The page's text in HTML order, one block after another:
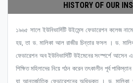
HISTORY OF OUR
১৯৬৫ সালে ইউনিভার্সিটি উইমেন্স ফেডারেশন কলেজ
হয়, তা ড. মালিকা আল রাজীর চিন্তার ফসল । ড.
ফেডারেশন অব ইউনিভার্সিটি উইমেনের সংস্পর্শে আসেন
শিক্ষিত মহিলাদের নিয়ে গঠন করেন তৎকালীন পূর্ব
যা আন্তর্জাতিক ফেডারেশনের অধিভুক্ত । ড.